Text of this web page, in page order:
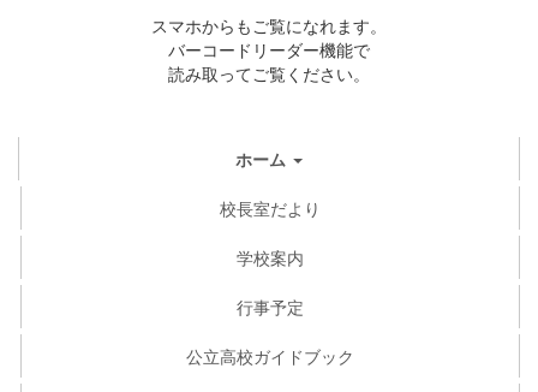
スマホからもご覧になれます。
バーコードリーダー機能で
読み取ってご覧ください。
ホーム
校長室だより
学校案内
行事予定
公立高校ガイドブック